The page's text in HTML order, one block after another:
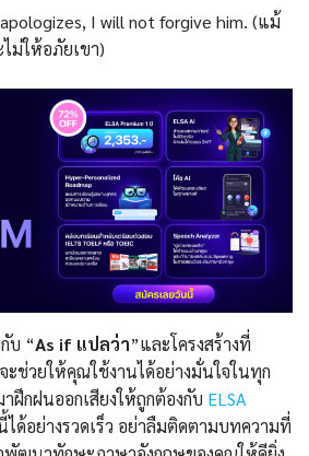
I will not forgive him. (แม้
ม่ให้อภัยเขา)
บ “As if แปลว่า”และโครงสร้างที่
ะช่วยให้คุณใช้งานได้อย่างมั่นใจในทุก
ฝึกฝนออกเสียงให้ถูกต้องกับ ELSA
ได้อย่างรวดเร็ว อย่าลืมติดตามบทความที่